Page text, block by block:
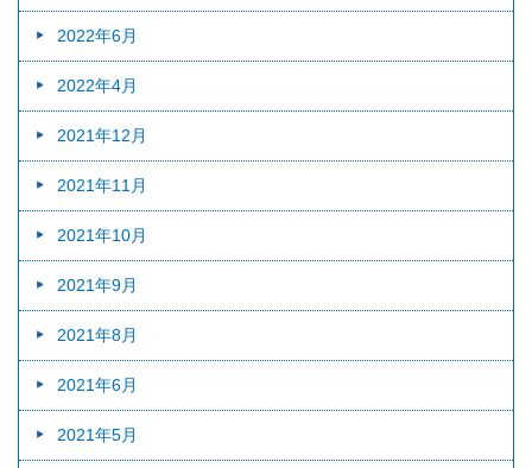
2022年6月
2022年4月
2021年12月
2021年11月
2021年10月
2021年9月
2021年8月
2021年6月
2021年5月